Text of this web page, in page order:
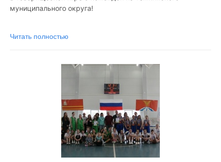
муниципального округа!
Читать полностью